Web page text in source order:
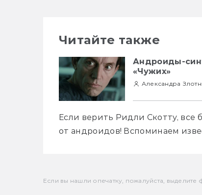
Читайте также
Андроиды-
«Чужих»
Александра
Если верить Ридли Скотту,
от андроидов! Вспоминаем
Если вы нашли опечатку, пожалуйста, выделите